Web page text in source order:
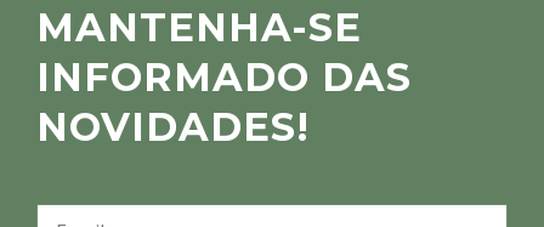
MANTENHA-SE
INFORMADO DAS
NOVIDADES!